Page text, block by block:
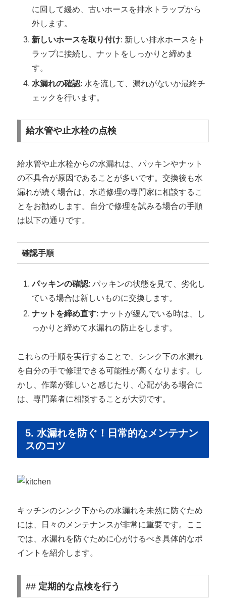
に回して緩め、古いホースを排水トラップから
外します。
新しいホースを取り付け: 新しい排水ホースをト
ラップに接続し、ナットをしっかりと締めま
す。
水漏れの確認: 水を流して、漏れがないか最終チ
ェックを行います。
給水管や止水栓の点検
給水管や止水栓からの水漏れは、パッキンやナット
の不具合が原因であることが多いです。交換後も水
漏れが続く場合は、水道修理の専門家に相談するこ
とをお勧めします。自分で修理を試みる場合の手順
は以下の通りです。
確認手順
パッキンの確認: パッキンの状態を見て、劣化し
ている場合は新しいものに交換します。
ナットを締め直す: ナットが緩んでいる時は、し
っかりと締めて水漏れの防止をします。
これらの手順を実行することで、シンク下の水漏れ
を自分の手で修理できる可能性が高くなります。し
かし、作業が難しいと感じたり、心配がある場合に
は、専門業者に相談することが大切です。
5. 水漏れを防ぐ！日常的なメンテナン
スのコツ
キッチンのシンク下からの水漏れを未然に防ぐため
には、日々のメンテナンスが非常に重要です。ここ
では、水漏れを防ぐために心がけるべき具体的なポ
イントを紹介します。
## 定期的な点検を行う